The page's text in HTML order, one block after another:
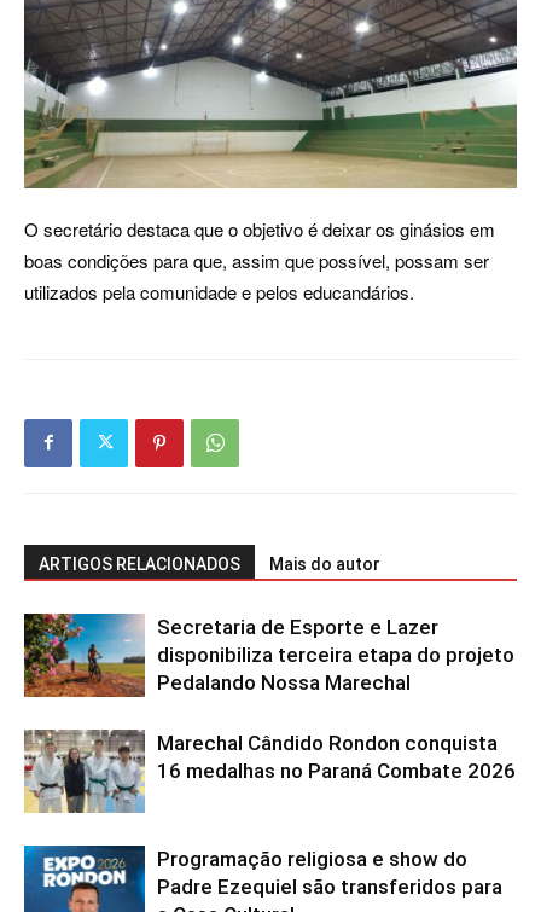
O secretário destaca que o objetivo é deixar os ginásios em
boas condições para que, assim que possível, possam ser
utilizados pela comunidade e pelos educandários.
ARTIGOS RELACIONADOS Mais do autor
Secretaria de Esporte e Lazer
disponibiliza terceira etapa do projeto
Pedalando Nossa Marechal
Marechal Cândido Rondon conquista
16 medalhas no Paraná Combate 2026
Programação religiosa e show do
Padre Ezequiel são transferidos para